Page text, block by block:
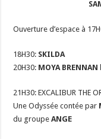
Ouverture d’espace à
18H30: SKILDA
20H30: MOYA BRENNAN
21H30: EXCALIBUR THE
Une Odyssée contée par
du groupeANGE